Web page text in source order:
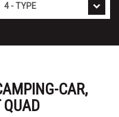
CAR,
QUAD